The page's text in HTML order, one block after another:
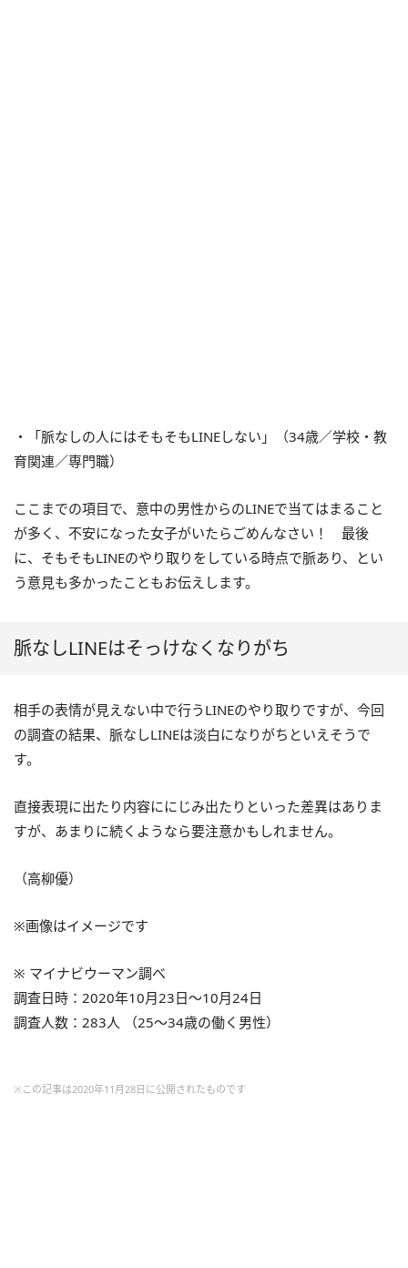
・「脈なしの人にはそもそもLINEしない」（34歳／学校・教
育関連／専門職）
ここまでの項目で、意中の男性からのLINEで当てはまること
が多く、不安になった女子がいたらごめんなさい！ 最後
に、そもそもLINEのやり取りをしている時点で脈あり、とい
う意見も多かったこともお伝えします。
脈なしLINEはそっけなくなりがち
相手の表情が見えない中で行うLINEのやり取りですが、今回
の調査の結果、脈なしLINEは淡白になりがちといえそうで
す。
直接表現に出たり内容ににじみ出たりといった差異はありま
すが、あまりに続くようなら要注意かもしれません。
（高柳優）
※画像はイメージです
※ マイナビウーマン調べ
調査日時：2020年10月23日～10月24日
調査人数：283人 （25～34歳の働く男性）
※この記事は2020年11月28日に公開されたものです